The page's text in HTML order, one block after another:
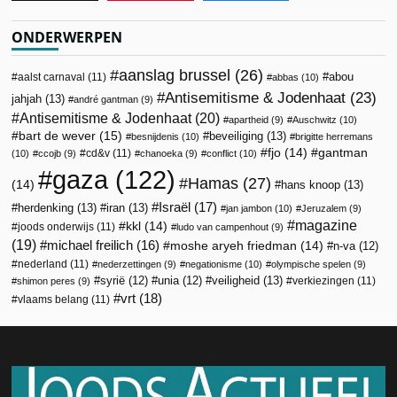
ONDERWERPEN
aalst carnaval (11) aanslag brussel (26) abbas (10)
abou
jahjah (13) andré gantman (9) Antisemitisme & Jodenhaat (23)
Antisemitisme & Jodenhaat(20) apartheid (9) Auschwitz (10)
bart de wever (15) besnijdenis (10) beveiliging (13)
brigitte herremans
(10)
ccojb (9) cd&v (11) chanoeka (9) conflict (10) fjo (14) gantman
(14) gaza(122) Hamas (27) hans knoop (13)
herdenking (13) iran (13) Israël (17) jan jambon (10) Jeruzalem (9)
joods onderwijs (11) kkl (14) ludo van campenhout (9)
magazine
(19)
michael freilich (16) moshe aryeh friedman (14) n-va(12)
nederland (11) nederzettingen (9) negationisme (10) olympische spelen (9)
shimon peres (9) syrië (12) unia(12) veiligheid (13) verkiezingen (11)
vlaams belang (11) vrt (18)